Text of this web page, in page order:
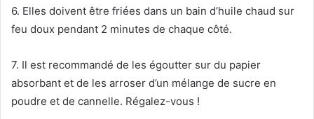
6. Elles doivent être friées dans un bain d’huile chaud sur
feu doux pendant 2 minutes de chaque côté.
7. Il est recommandé de les égoutter sur du papier
absorbant et de les arroser d’un mélange de sucre en
poudre et de cannelle. Régalez-vous !